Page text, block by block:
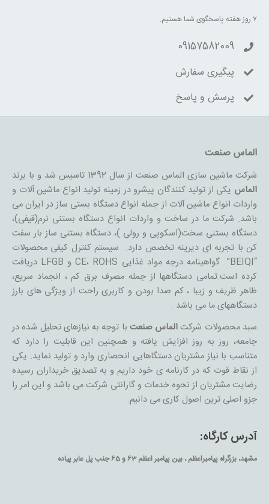
۷ روز هفته پاسخگوی شما هستیم.
09157582009
پیگیری سفارش
پرسش و پاسخ
الماس صنعت
شرکت ماشین سازی الماس صنعت از سال 1392 تاسیس شد و با برند
الماس یکی از تولید کنندگان پیشرو در زمینه تولید انواع ماشین آلات و
واردات انواع ماشین آلات از جمله انواع دستگاه بستی ساز در ایران می
باشد. شرکت ما در ساخت و واردات انواع دستگاه بستنی نرم(قیفی)،
دستگاه بستنی سخت(اسکوپی و رولی )، دستگاه بستنی ساز بار سفت
کن با تجربه ای دیرینه تخصص دارد. سیستم کنترل کیفی محصولات
“BEIQI” گواهینامه درجه مواد غذایی CE، ROHS و LFGB دریافت
کرده است.تمامی دستگاهها از جمله مصرف برق کم ، انجماد سریع،
ظاهر ظریف و زیبا ، کم صدا بودن و کاربری راحت از ویژگی های بارز
دستگاههای ما می باشد .
سبد محصولات شرکتالماس صنعت با توجه به نیازهای تحلیل شده در
جامعه، روز به روز افزایش يافته و همچنین این قابلیت را دارد که
متناسب با نیاز مشتریان دستگاهایی انحصاری وارد و تولید نماید. یکی
از نقاط قوت که در کارنامه ی خود داریم و به تصدیق خریداران رسیده
رضایت مشتریان از نحوه خدمات و گارانتی شرکت می باشد و این امر را
جزو اصلی ترین اصول کاری می دانیم.
آدرس کارگاه:
مشهد، بزرگراه پیامبراعظم ، بین پیامبر اعظم 63 و 65 جنب پل عابر پیاده